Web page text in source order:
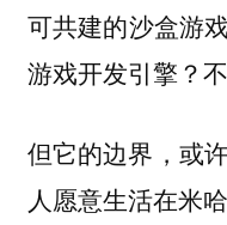
可共建的沙盒游
游戏开发引擎？不
但它的边界，或
人愿意生活在米